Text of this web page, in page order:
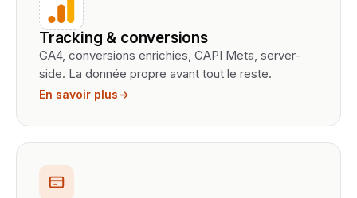
Tracking & conversions
GA4, conversions enrichies, CAPI Meta, server-
side. La donnée propre avant tout le reste.
En savoir plus